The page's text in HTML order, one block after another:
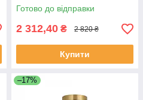
Готово до відправки
2 312,40 ₴ 2 820 ₴
Купити
–17%